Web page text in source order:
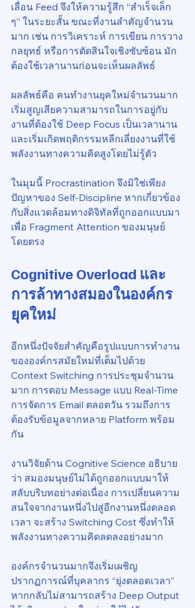
เลื่อน Feed จึงให้ความรู้สึก “สำเร็จเล็ก
ๆ” ในระยะสั้น ขณะที่งานสำคัญจำนวน
มาก เช่น การวิเคราะห์ การเขียน การวาง
กลยุทธ์ หรือการตัดสินใจเชิงซับซ้อน มัก
ต้องใช้เวลานานก่อนจะเห็นผลลัพธ์
ผลลัพธ์คือ คนทำงานยุคใหม่จำนวนมาก
เริ่มสูญเสียความสามารถในการอยู่กับ
งานที่ต้องใช้ Deep Focus เป็นเวลานาน
และเริ่มเกิดพฤติกรรมหลีกเลี่ยงงานที่ใช้
พลังงานทางความคิดสูงโดยไม่รู้ตัว
ในมุมนี้ Procrastination จึงมิใช่เพียง
ปัญหาของ Self-Discipline หากเกี่ยวข้อง
กับสิ่งแวดล้อมทางดิจิทัลที่ถูกออกแบบมา
เพื่อ Fragment Attention ของมนุษย์
โดยตรง
Cognitive Overload และ
การล้าทางสมองในองค์กร
ยุคใหม่
อีกหนึ่งปัจจัยสำคัญคือรูปแบบการทำงาน
ขององค์กรสมัยใหม่ที่เต็มไปด้วย
Context Switching การประชุมจำนวน
มาก การตอบ Message แบบ Real-Time
การจัดการ Email ตลอดวัน รวมถึงการ
ต้องรับข้อมูลจากหลาย Platform พร้อม
กัน
งานวิจัยด้าน Cognitive Science อธิบาย
ว่า สมองมนุษย์ไม่ได้ถูกออกแบบมาให้
สลับบริบทอย่างต่อเนื่อง การเปลี่ยนความ
สนใจจากงานหนึ่งไปสู่อีกงานหนึ่งตลอด
เวลา จะสร้าง Switching Cost ซึ่งทำให้
พลังงานทางความคิดลดลงอย่างมาก
องค์กรจำนวนมากจึงเริ่มเผชิญ
ปรากฏการณ์ที่บุคลากร “ยุ่งตลอดเวลา”
หากกลับไม่สามารถสร้าง Deep Output